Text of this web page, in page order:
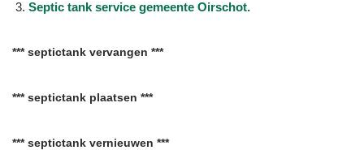
Septic tank service gemeente Oirschot.
*** septictank vervangen ***
*** septictank plaatsen ***
*** septictank vernieuwen ***